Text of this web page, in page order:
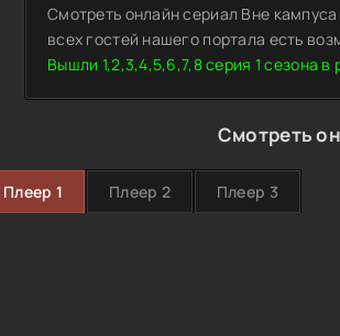
Смотреть онлайн сериал Вне
всех гостей нашего портала есть
Вышли 1,2,3,4,5,6,7,8 серия 1 сезона в
Смотреть
Плеер 1 Плеер 2 Плеер 3